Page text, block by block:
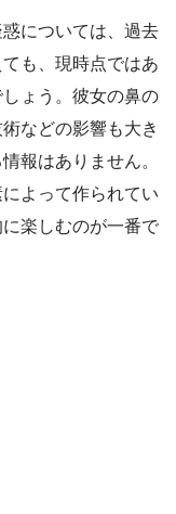
については、過去
も、現時点ではあ
ょう。彼女の鼻の
などの影響も大き
報はありません。
よって作られてい
楽しむのが一番で